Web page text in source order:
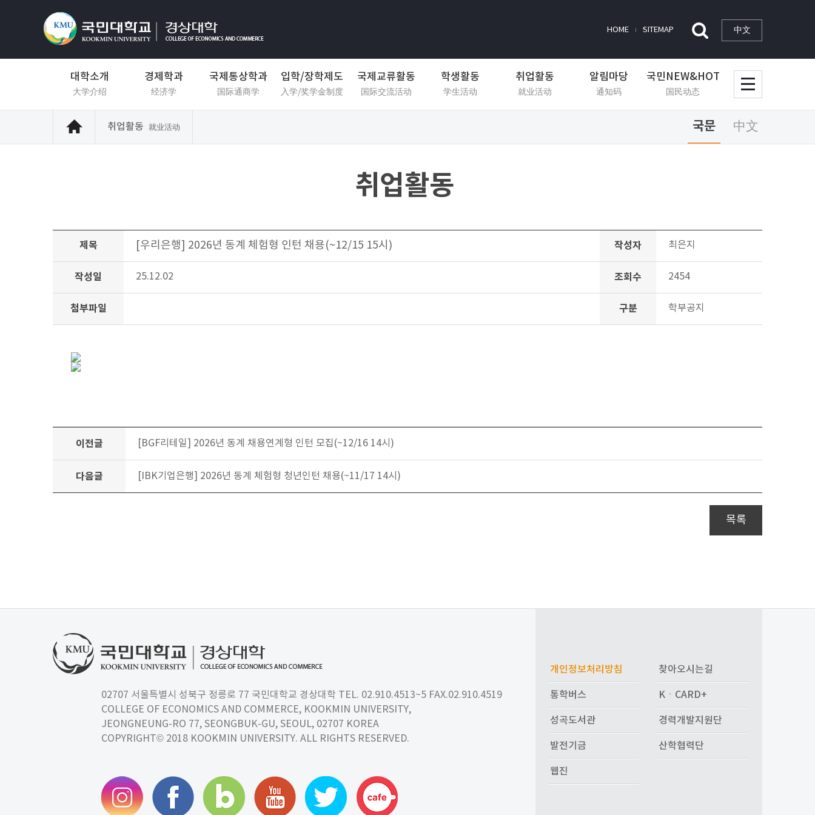
HOME SITEMAP 中文
대학소개
大学介绍
경제학과
经济学
국제통상학과
国际通商学
입학/장학제도
入学/奖学金制度
국제교류활동
国际交流活动
학생활동
学生活动
취업활동
就业活动
알림마당
通知码
국민NEW&HOT
国民动态
취업활동 就业活动 국문 中文
취업활동
제목 [우리은행] 2026년 동계 체험형 인턴 채용(~12/15 15시) 작성자 최은지
작성일 25.12.02 조회수 2454
첨부파일 구분 학부공지
이전글 [BGF리테일] 2026년 동계 채용연계형 인턴 모집(~12/16 14시)
다음글 [IBK기업은행] 2026년 동계 체험형 청년인턴 채용(~11/17 14시)
목록
02707 서울특별시 성북구 정릉로 77 국민대학교 경상대학 TEL. 02.910.4513~5 FAX.02.910.4519
COLLEGE OF ECONOMICS AND COMMERCE, KOOKMIN UNIVERSITY,
JEONGNEUNG-RO 77, SEONGBUK-GU, SEOUL, 02707 KOREA
COPYRIGHT© 2018 KOOKMIN UNIVERSITY. ALL RIGHTS RESERVED.
개인정보처리방침 찾아오시는길
통학버스 KㆍCARD+
성곡도서관 경력개발지원단
발전기금 산학협력단
웹진